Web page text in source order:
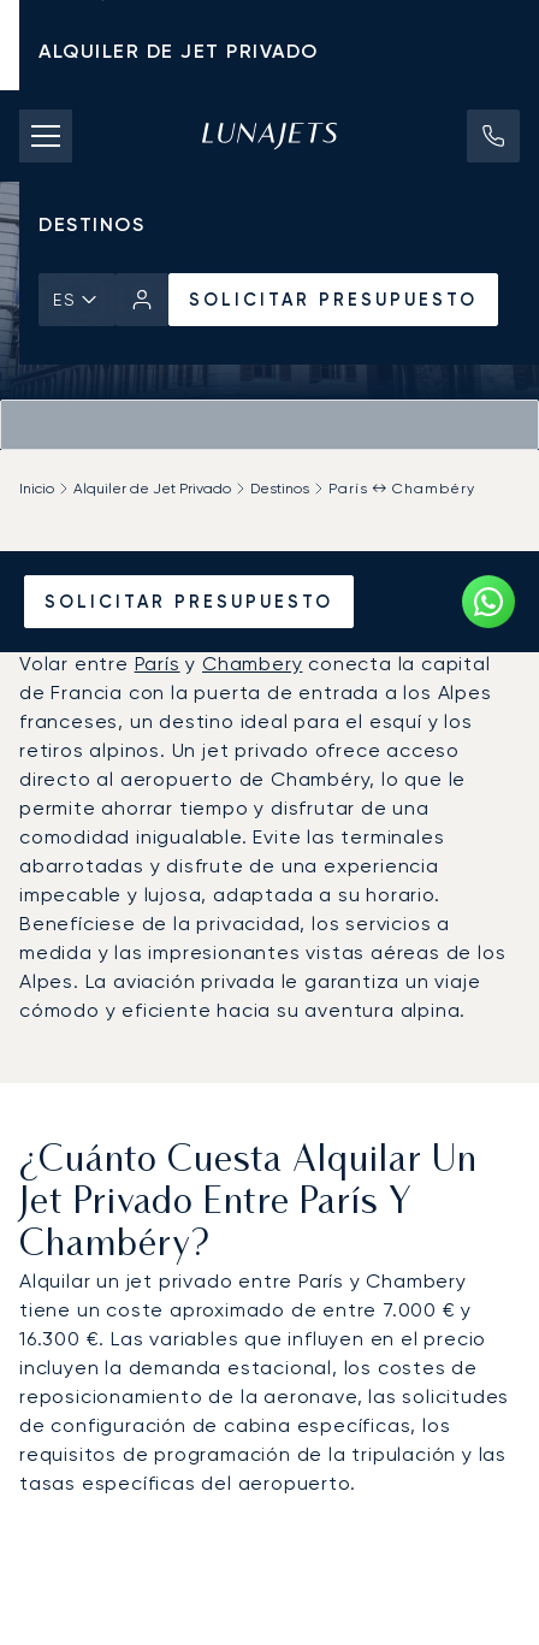
ALQUILER DE JET PRIVADO
TARIFAS DE CHÁRTER
JETS PRIVADOS
DESTINOS
ES SOLICITAR PRESUPUESTO
SOLICITAR PRESUPUESTO
Inicio Alquiler de Jet Privado Destinos París ↔ Chambéry
Alquile un Jet Privado de
París a Chambéry
Volar entre París yChambery conecta la capital
de Francia con la puerta de entrada a los Alpes
franceses, un destino ideal para el esquí y los
retiros alpinos. Un jet privado ofrece acceso
directo al aeropuerto de Chambéry, lo que le
permite ahorrar tiempo y disfrutar de una
comodidad inigualable. Evite las terminales
abarrotadas y disfrute de una experiencia
impecable y lujosa, adaptada a su horario.
Benefíciese de la privacidad, los servicios a
medida y las impresionantes vistas aéreas de los
Alpes. La aviación privada le garantiza un viaje
cómodo y eficiente hacia su aventura alpina.
¿Cuánto Cuesta Alquilar Un
Jet Privado Entre París Y
Chambéry?
Alquilar un jet privado entre París y Chambery
tiene un coste aproximado de entre 7.000 € y
16.300 €. Las variables que influyen en el precio
incluyen la demanda estacional, los costes de
reposicionamiento de la aeronave, las solicitudes
de configuración de cabina específicas, los
requisitos de programación de la tripulación y las
tasas específicas del aeropuerto.